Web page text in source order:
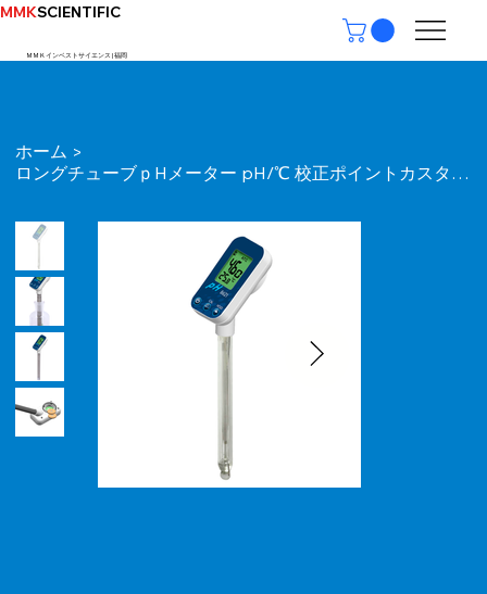
MMKSCIENTIFIC
ＭＭＫインベストサイエンス | ​福岡
ホーム >
ロングチューブｐHメーター pH/℃ 校正ポイントカスタム可能 ATC IP65 取扱説明書付属 (ガラス電極 8621)